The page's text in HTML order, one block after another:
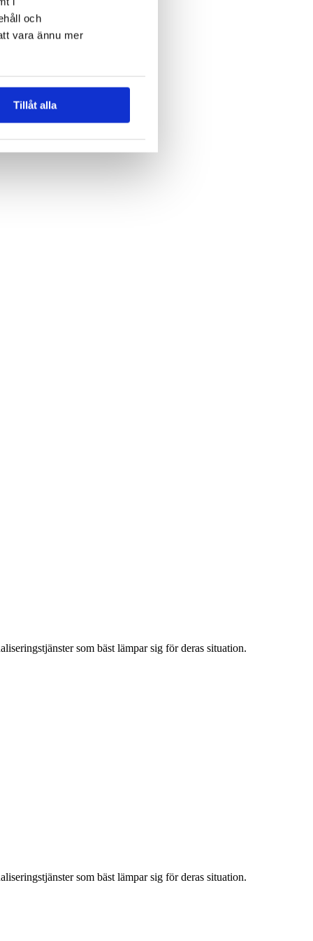
och
vara ännu mer
Tillåt alla
som bäst lämpar sig för deras situation.
som bäst lämpar sig för deras situation.